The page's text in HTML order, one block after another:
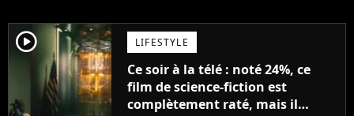
player2 LIFESTYLE
Ce soir à la télé : noté 24%, ce
film de science-fiction est
complètement raté, mais il